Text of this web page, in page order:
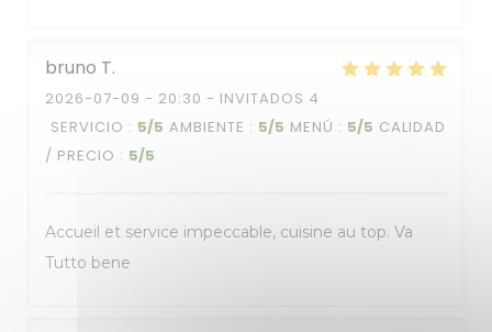
bruno T
2026-07-09 - 20:30 - INVITADOS 4
SERVICIO : 5/5 AMBIENTE : 5/5 MENÚ : 5/5 CALIDAD
/ PRECIO : 5/5
Accueil et service impeccable, cuisine au top. Va
Tutto bene